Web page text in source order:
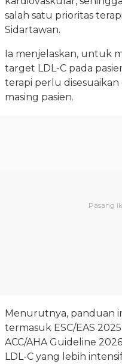
salah satu prioritas
Sidartawan.
Ia menjelaskan, untuk
target LDL-C pada
terapi perlu
masing pasien.
Menurutnya, panduan
termasuk ESC/EAS
ACC/AHA Guideline
LDL-C yang lebih